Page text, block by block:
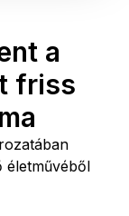
a
friss
életművéből